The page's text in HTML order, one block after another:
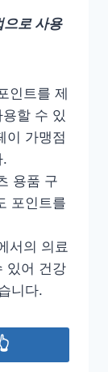
으로 사용
인트를 제
할 수 있
이 가맹점
.
용품 구
포인트를
서의 의료
있어 건강
니다.